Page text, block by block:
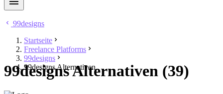
99designs
Startseite
Freelance Platforms
99designs
99designs Alternativen
99designs Alternativen (39)